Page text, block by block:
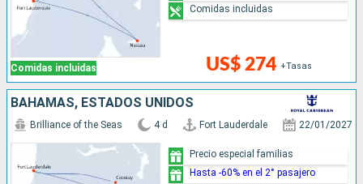
Comidas incluidas US$ 274 +Tasas
Comidas incluidas
BAHAMAS, ESTADOS UNIDOS
Brilliance of the Seas 4 d Fort Lauderdale 22/01/2027
Precio especial familias
Hasta -60% en el 2° pasajero